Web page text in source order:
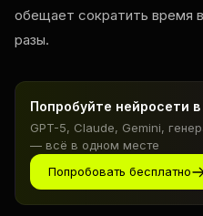
обещает сократить время
разы.
Попробуйте нейросети в
GPT-5, Claude, Gemini,
— всё в одном месте
Попробовать бесплатно